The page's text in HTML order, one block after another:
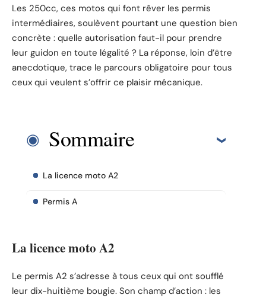
Les 250cc, ces motos qui font rêver les permis
intermédiaires, soulèvent pourtant une question bien
concrète : quelle autorisation faut-il pour prendre
leur guidon en toute légalité ? La réponse, loin d’être
anecdotique, trace le parcours obligatoire pour tous
ceux qui veulent s’offrir ce plaisir mécanique.
Sommaire
La licence moto A2
Permis A
La licence moto A2
Le permis A2 s’adresse à tous ceux qui ont soufflé
leur dix-huitième bougie. Son champ d’action : les